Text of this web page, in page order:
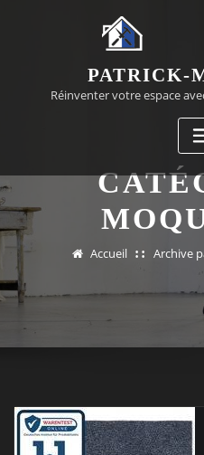
PATRICK-
Réinventer votre espace
Accueil Archive